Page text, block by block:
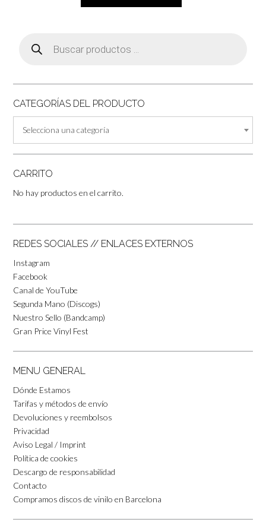
productos
CATEGORÍAS DEL PRODUCTO
Selecciona una categoría
CARRITO
No hay productos en el carrito.
REDES SOCIALES // ENLACES EXTERNOS
Instagram
Facebook
Canal de YouTube
Segunda Mano (Discogs)
Nuestro Sello (Bandcamp)
Gran Price Vinyl Fest
MENU GENERAL
Dónde Estamos
Tarifas y métodos de envío
Devoluciones y reembolsos
Privacidad
Aviso Legal / Imprint
Política de cookies
Descargo de responsabilidad
Contacto
Compramos discos de vinilo en Barcelona